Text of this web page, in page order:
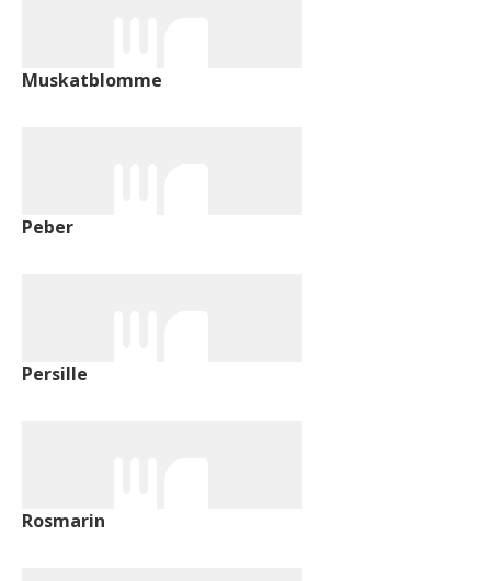
Muskatblomme
Peber
Persille
Rosmarin